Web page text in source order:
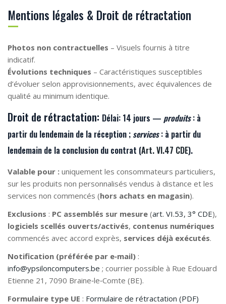
Mentions légales & Droit de rétractation
Photos non contractuelles – Visuels fournis à titre
indicatif.
Évolutions techniques – Caractéristiques susceptibles
d’évoluer selon approvisionnements, avec équivalences de
qualité au minimum identique.
Droit de rétractation: Délai: 14 jours — produits: à
partir du lendemain de la réception ; services: à partir du
lendemain de la conclusion du contrat (Art. VI.47 CDE).
Valable pour : uniquement les consommateurs particuliers,
sur les produits non personnalisés vendus à distance et les
services non commencés (hors achats en magasin).
Exclusions : PC assemblés sur mesure (art. VI.53, 3° CDE),
logiciels scellés ouverts/activés, contenus numériques
commencés avec accord exprès, services déjà exécutés.
Notification (préférée par e‑mail) :
info@ypsiloncomputers.be ; courrier possible à Rue Edouard
Etienne 21, 7090 Braine‑le‑Comte (BE).
Formulaire type UE : Formulaire de rétractation (PDF)